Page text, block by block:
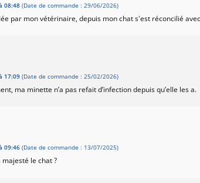
08:48 (Date de commande : 29/06/2026)
par mon vétérinaire, depuis mon chat s'est réconcilié
17:09 (Date de commande : 25/02/2026)
ma minette n’a pas refait d’infection depuis qu’elle les a.
09:46 (Date de commande : 13/07/2025)
le chat ?